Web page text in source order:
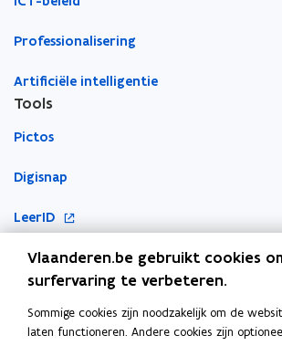
r
r
Professionalisering
Artificiële intelligentie
Tools
Pictos
Digisnap
LeerID
o
p
KlasCement
Ook interessant
Vlaanderen.be gebruikt cookies
surfervaring te verbeteren.
Sommige cookies zijn noodzakelijk om de
laten functioneren. Andere cookies zijn